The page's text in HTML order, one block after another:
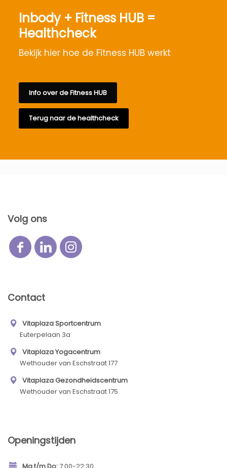
Inbody + Fitness HUB =
Healthcheck
Bekijk hier hoe de Fitness HUB werkt
Info over de Fitness HUB
Terug naar de healthcheck
Volg ons
Contact
Vitaplaza Sportcentrum
Euterpelaan 3a
Vitaplaza Yogacentrum
Wethouder van Eschstraat 177
Vitaplaza Gezondheidscentrum
Wethouder van Eschstraat 175
Openingstijden